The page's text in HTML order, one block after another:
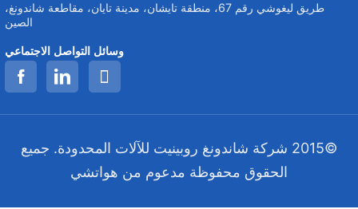
طريق ليغوشي رقم 67، منطقة تايشان، مدينة تايان، مقاطعة شاندونغ،
الصين
وسائل التواصل الاجتماعي
©2015 شركة شاندونغ روبينيت للآلات المحدودة. جميع
الحقوق محفوظةمدعوم من هواتشي